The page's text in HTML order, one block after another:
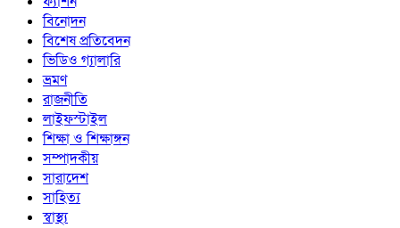
বিনোদন
বিশেষ প্রতিবেদন
ভিডিও গ্যালারি
ভ্রমণ
রাজনীতি
লাইফস্টাইল
শিক্ষা ও শিক্ষাঙ্গন
সম্পাদকীয়
সারাদেশ
সাহিত্য
স্বাস্থ্য